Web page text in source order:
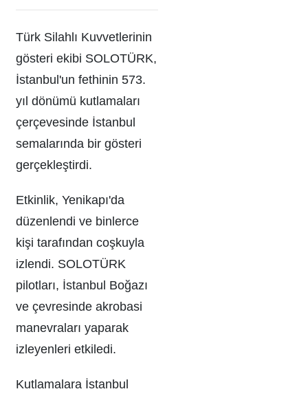
Türk Silahlı Kuvvetlerinin
gösteri ekibi SOLOTÜRK,
İstanbul'un fethinin 573.
yıl dönümü kutlamaları
çerçevesinde İstanbul
semalarında bir gösteri
gerçekleştirdi.
Etkinlik, Yenikapı'da
düzenlendi ve binlerce
kişi tarafından coşkuyla
izlendi. SOLOTÜRK
pilotları, İstanbul Boğazı
ve çevresinde akrobasi
manevraları yaparak
izleyenleri etkiledi.
Kutlamalara İstanbul